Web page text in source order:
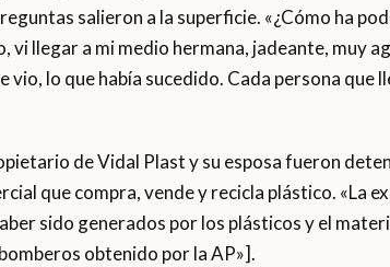
salieron a la superficie. «¿Cómo ha
vi llegar a mi medio hermana, jadeante, muy
vio, lo que había sucedido. Cada persona
de Vidal Plast y su esposa fueron
que compra, vende y recicla plástico. «La
sido generados por los plásticos y el
obtenido por la AP»].